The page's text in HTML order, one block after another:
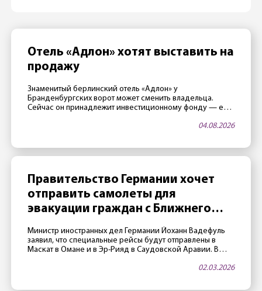
Отель «Адлон» хотят выставить на
продажу
Знаменитый берлинский отель «Адлон» у
Бранденбургских ворот может сменить владельца.
Сейчас он принадлежит инвестиционному фонду — его
хотят продать отель. Не последнюю роль играет и
закрытый фонд Fundus-Fund 31. По данным издания
04.08.2026
Правительство Германии хочет
отправить самолеты для
эвакуации граждан с Ближнего
Министр иностранных дел Германии Йоханн Вадефуль
заявил, что специальные рейсы будут отправлены в
Маскат в Омане и в Эр-Рияд в Саудовской Аравии. В
авиакомпания Lufthansa в переговорах с МИД Германии
02.03.2026